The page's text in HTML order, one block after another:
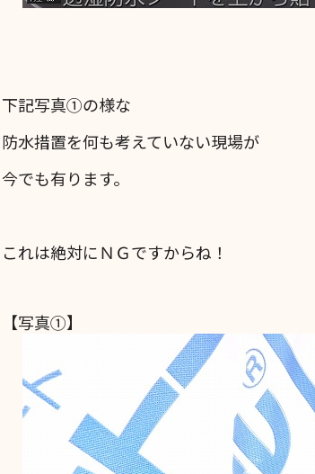
下記写真①の様な
防水措置を何も考えていない現場が
今でも有ります。
これは絶対にＮＧですからね！
【写真①】